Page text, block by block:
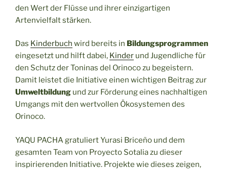
den Wert der Flüsse und ihrer einzigartigen
Artenvielfalt stärken.
Das Kinderbuch wird bereits in Bildungsprogrammen
eingesetzt und hilft dabei, Kinder und Jugendliche für
den Schutz der Toninas del Orinoco zu begeistern.
Damit leistet die Initiative einen wichtigen Beitrag zur
Umweltbildung und zur Förderung eines nachhaltigen
Umgangs mit den wertvollen Ökosystemen des
Orinoco.
YAQU PACHA gratuliert Yurasi Briceño und dem
gesamten Team von Proyecto Sotalia zu dieser
inspirierenden Initiative. Projekte wie dieses zeigen,